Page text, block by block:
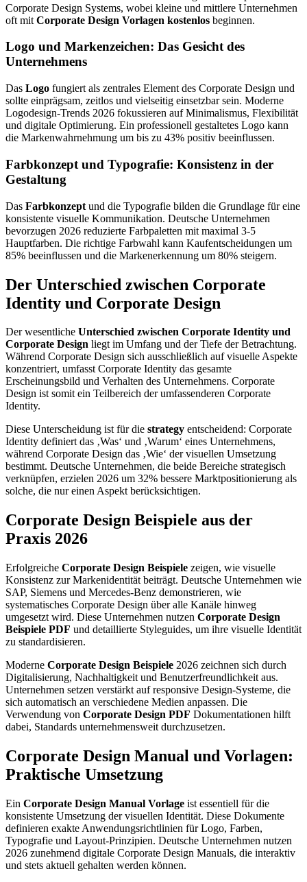
Corporate Design Systems, wobei kleine und mittlere Unternehmen
oft mit Corporate Design Vorlagen kostenlos beginnen.
Logo und Markenzeichen: Das Gesicht des
Unternehmens
Das Logo fungiert als zentrales Element des Corporate Design und
sollte einprägsam, zeitlos und vielseitig einsetzbar sein. Moderne
Logodesign-Trends 2026 fokussieren auf Minimalismus, Flexibilität
und digitale Optimierung. Ein professionell gestaltetes Logo kann
die Markenwahrnehmung um bis zu 43% positiv beeinflussen.
Farbkonzept und Typografie: Konsistenz in der
Gestaltung
Das Farbkonzept und die Typografie bilden die Grundlage für eine
konsistente visuelle Kommunikation. Deutsche Unternehmen
bevorzugen 2026 reduzierte Farbpaletten mit maximal 3-5
Hauptfarben. Die richtige Farbwahl kann Kaufentscheidungen um
85% beeinflussen und die Markenerkennung um 80% steigern.
Der Unterschied zwischen Corporate
Identity und Corporate Design
Der wesentliche Unterschied zwischen Corporate Identity und
Corporate Design liegt im Umfang und der Tiefe der Betrachtung.
Während Corporate Design sich ausschließlich auf visuelle Aspekte
konzentriert, umfasst Corporate Identity das gesamte
Erscheinungsbild und Verhalten des Unternehmens. Corporate
Design ist somit ein Teilbereich der umfassenderen Corporate
Identity.
Diese Unterscheidung ist für die strategy entscheidend: Corporate
Identity definiert das ‚Was‘ und ‚Warum‘ eines Unternehmens,
während Corporate Design das ‚Wie‘ der visuellen Umsetzung
bestimmt. Deutsche Unternehmen, die beide Bereiche strategisch
verknüpfen, erzielen 2026 um 32% bessere Marktpositionierung als
solche, die nur einen Aspekt berücksichtigen.
Corporate Design Beispiele aus der
Praxis 2026
Erfolgreiche Corporate Design Beispiele zeigen, wie visuelle
Konsistenz zur Markenidentität beiträgt. Deutsche Unternehmen wie
SAP, Siemens und Mercedes-Benz demonstrieren, wie
systematisches Corporate Design über alle Kanäle hinweg
umgesetzt wird. Diese Unternehmen nutzen Corporate Design
Beispiele PDF und detaillierte Styleguides, um ihre visuelle Identität
zu standardisieren.
Moderne Corporate Design Beispiele 2026 zeichnen sich durch
Digitalisierung, Nachhaltigkeit und Benutzerfreundlichkeit aus.
Unternehmen setzen verstärkt auf responsive Design-Systeme, die
sich automatisch an verschiedene Medien anpassen. Die
Verwendung von Corporate Design PDF Dokumentationen hilft
dabei, Standards unternehmensweit durchzusetzen.
Corporate Design Manual und Vorlagen:
Praktische Umsetzung
Ein Corporate Design Manual Vorlage ist essentiell für die
konsistente Umsetzung der visuellen Identität. Diese Dokumente
definieren exakte Anwendungsrichtlinien für Logo, Farben,
Typografie und Layout-Prinzipien. Deutsche Unternehmen nutzen
2026 zunehmend digitale Corporate Design Manuals, die interaktiv
und stets aktuell gehalten werden können.